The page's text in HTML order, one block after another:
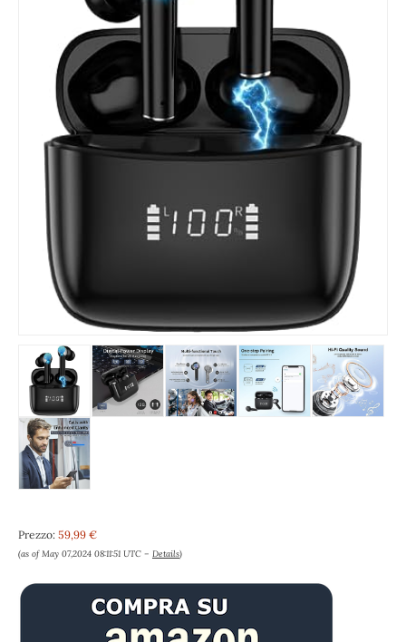
Prezzo: 59,99 €
(as of May 07,2024 08:11:51 UTC – Details)